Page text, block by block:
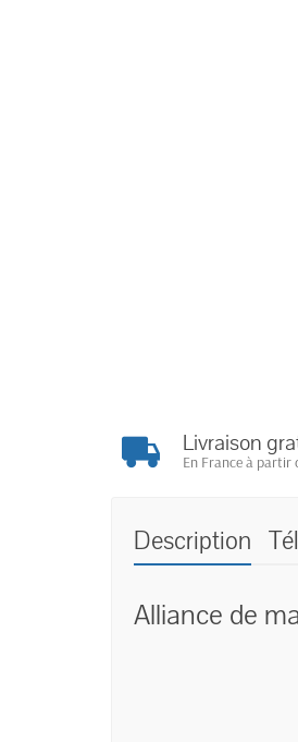
Livraison
En France à partir
Description
Alliance de